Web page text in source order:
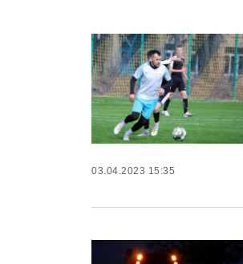
03.04.2023 15:35